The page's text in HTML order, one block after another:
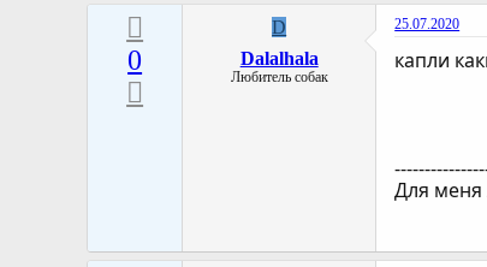
0
D
Dalalhala
Любитель собак
25.07.2020
капли
Для